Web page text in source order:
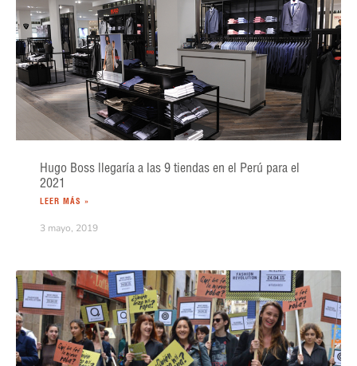
Hugo Boss llegaría a las 9 tiendas en el Perú para el
2021
LEER MÁS »
3 mayo, 2019